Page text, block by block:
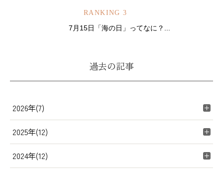
RANKING 3
7月15日「海の日」ってなに？...
過去の記事
2026年(7)
2025年(12)
2024年(12)